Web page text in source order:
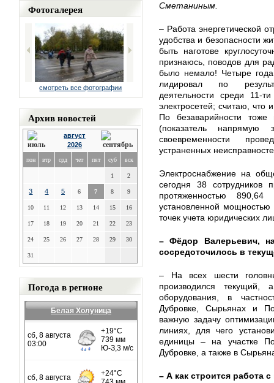
Фотогалерея
смотреть все фотографии
Архив новостей
август
2026
пон втр срд чет пят суб вск
1 2
3 4 5 6 7 8 9
10 11 12 13 14 15 16
17 18 19 20 21 22 23
24 25 26 27 28 29 30
31
Погода в регионе
Белая Холуница
Сметаниным.
– Работа энергетической
удобства и безопасности
быть наготове
признаюсь, поводов для
было немало! Четыре
лидировал по
деятельности среди 11-
электросетей; считаю, что
По безаварийности
(показатель
своевременности
устраненных
Электроснабжение на
сегодня 38 сотрудников
протяженностью
установленной
точек учета юридических
– Фёдор Валерьевич,
сосредоточилось в
– На всех шести
производился
оборудования, в
Дубровке, Сырьянах и
важную задачу
линиях, для чего
единицы – на участке
Дубровке, а также в
– А как строится работа